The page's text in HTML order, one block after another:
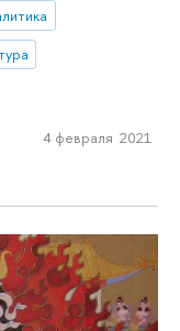
4 февраля 2021